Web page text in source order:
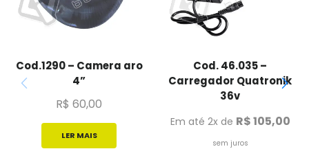
Cod.1290 – Camera aro
4”
R$ 60,00
LER MAIS
Cod. 46.035 –
Carregador Quatronik
36v
Em até 2x de R$105,00
sem juros